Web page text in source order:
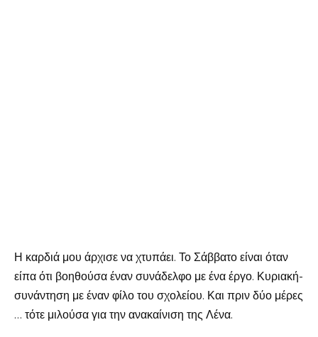
Η καρδιά μου άρχισε να χτυπάει. Το Σάββατο είναι όταν
είπα ότι βοηθούσα έναν συνάδελφο με ένα έργο. Κυριακή-
συνάντηση με έναν φίλο του σχολείου. Και πριν δύο μέρες
… τότε μιλούσα για την ανακαίνιση της Λένα.